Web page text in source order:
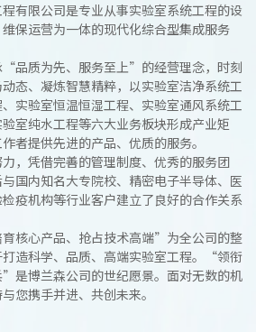
有限公司是专业从事实验室系统工程的设
保运营为一体的现代化综合型集成服务
“品质为先、服务至上”的经营理念，时刻
态、凝炼智慧精粹，以实验室洁净系统工
实验室恒温恒湿工程、实验室通风系统工
室纯水工程等六大业务板块形成产业矩
者提供先进的产品、优质的服务。
，凭借完善的管理制度、优秀的服务团
国内知名大专院校、精密电子半导体、医
疫机构等行业客户建立了良好的合作关系
核心产品、抢占技术高端”为全公司的整
造科学、品质、高端实验室工程。“领衔
是博兰森公司的世纪愿景。面对无数的机
您携手并进、共创未来。